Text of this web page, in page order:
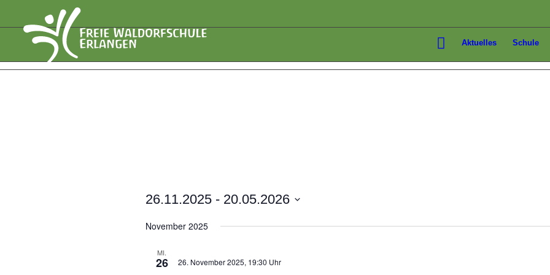
Aktuelles Schule
26.11.2025 - 20.05.2026
wählen.
November 2025
MI.
26 26. November 2025, 19:30 Uhr